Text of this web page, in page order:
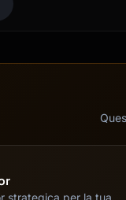
[Company]
[achieve result].
outcome].
strategica per la tua